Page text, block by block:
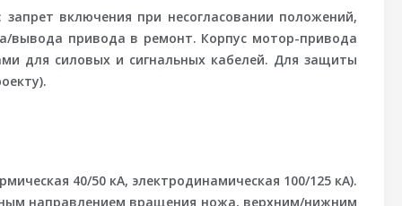
включения при несогласовании положений,
вывода привода в ремонт. Корпус мотор-привода
для силовых и сигнальных кабелей. Для защиты
40/50 кА, электродинамическая 100/125 кА).
направлением вращения ножа, верхним/нижним